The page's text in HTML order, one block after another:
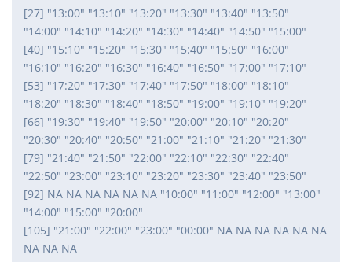
[27] "13:00" "13:10" "13:20" "13:30" "13:40" "13:50"
"14:00" "14:10" "14:20" "14:30" "14:40" "14:50" "15:00"
[40] "15:10" "15:20" "15:30" "15:40" "15:50" "16:00"
"16:10" "16:20" "16:30" "16:40" "16:50" "17:00" "17:10"
[53] "17:20" "17:30" "17:40" "17:50" "18:00" "18:10"
"18:20" "18:30" "18:40" "18:50" "19:00" "19:10" "19:20"
[66] "19:30" "19:40" "19:50" "20:00" "20:10" "20:20"
"20:30" "20:40" "20:50" "21:00" "21:10" "21:20" "21:30"
[79] "21:40" "21:50" "22:00" "22:10" "22:30" "22:40"
"22:50" "23:00" "23:10" "23:20" "23:30" "23:40" "23:50"
[92] NA NA NA NA NA NA "10:00" "11:00" "12:00" "13:00"
"14:00" "15:00" "20:00"
[105] "21:00" "22:00" "23:00" "00:00" NA NA NA NA NA NA
NA NA NA